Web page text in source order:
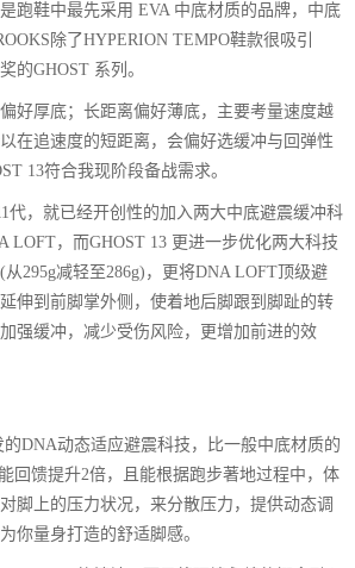
跑鞋中最先采用 EVA 中底材质的品牌，中底
除了HYPERION TEMPO鞋款很吸引
的GHOST 系列。
好厚底；长距离偏好薄底，主要考量速度越
在追速度的短距离，会偏好选缓冲与回弹性
13符合我现阶段备战需求。
代，就已经开创性的加入两大中底避震缓冲科
LOFT，而GHOST 13 更进一步优化两大科技
295g减轻至286g)，更将DNA LOFT顶级避
伸到前脚掌外侧，使着地后脚跟到脚趾的转
强缓冲，减少受伤风险，更增加前进的效
的DNA动态适应避震科技，比一般中底材质的
回馈提升2倍，且能根据跑步著地过程中，体
脚上的压力状况，来分散压力，提供动态调
你量身打造的舒适脚感。